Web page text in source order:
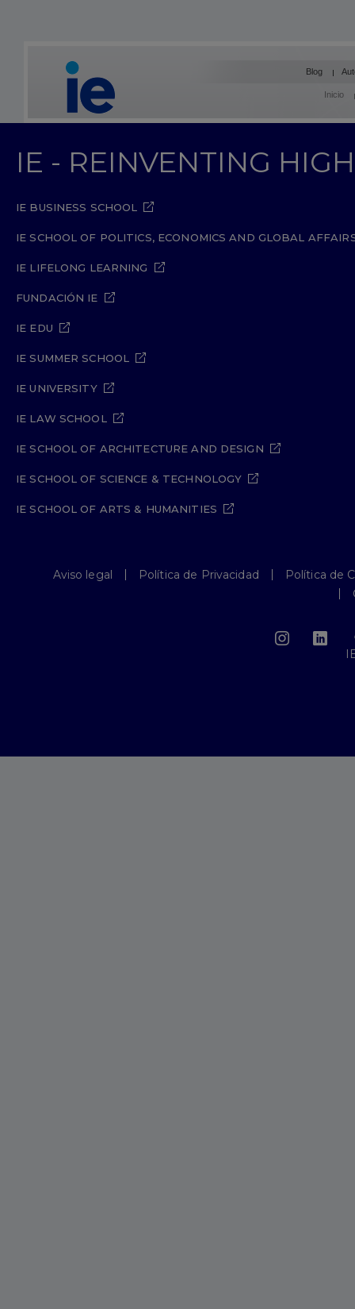
Blog
Inicio
IE - REINVENTING
IE BUSINESS SCHOOL
IE SCHOOL OF POLITICS, ECONOMICS AND GLOBAL
IE LIFELONG LEARNING
FUNDACIÓN IE
IE EDU
IE SUMMER SCHOOL
IE UNIVERSITY
IE LAW SCHOOL
IE SCHOOL OF ARCHITECTURE AND DESIGN
IE SCHOOL OF SCIENCE & TECHNOLOGY
IE SCHOOL OF ARTS & HUMANITIES
Aviso legal Política de Privacidad
Política de